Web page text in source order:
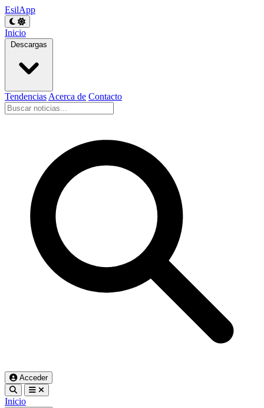
EsilApp
Inicio
Descargas
Tendencias Acerca de Contacto
Acceder
Inicio